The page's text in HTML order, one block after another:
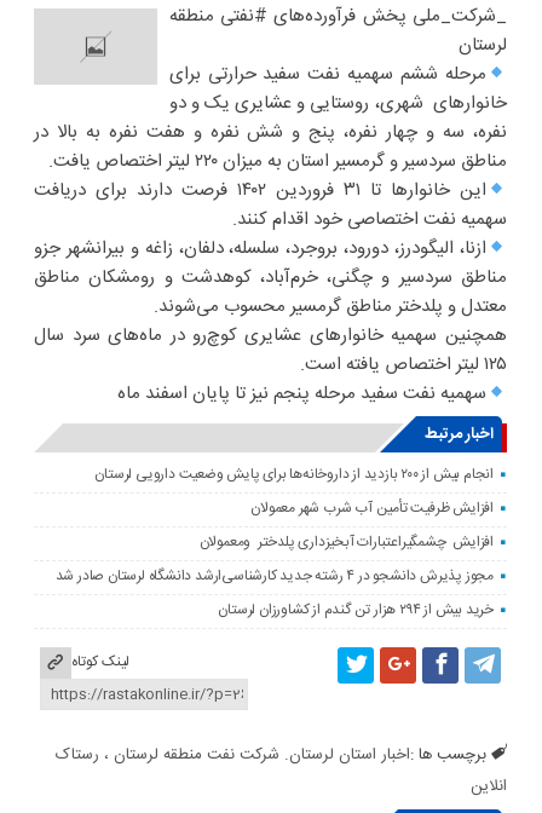
_شرکت_ملی پخش فرآورده‌های #نفتی منطقه
لرستان
مرحله ششم سهمیه نفت سفید حرارتی برای
خانوارهای شهری، روستایی و عشایری یک و دو
نفره، سه و چهار نفره، پنج و شش نفره و هفت نفره به بالا در
مناطق سردسیر و گرمسیر استان به میزان ۲۲۰ لیتر اختصاص یافت.
این خانوارها تا ۳۱ فروردین ۱۴۰۲ فرصت دارند برای دریافت
سهمیه نفت اختصاصی خود اقدام کنند.
ازنا، الیگودرز، دورود، بروجرد، سلسله، دلفان، زاغه و بیرانشهر جزو
مناطق سردسیر و چگنی، خرم‌آباد، کوهدشت و رومشکان مناطق
معتدل و پلدختر مناطق گرمسیر محسوب می‌شوند.
همچنین سهمیه خانوارهای عشایری کوچ‌رو در ماه‌های سرد سال
۱۲۵ لیتر اختصاص یافته است.
سهمیه نفت سفید مرحله پنجم نیز تا پایان اسفند ماه
اخبار مرتبط
انجام بیش از ۲۰۰ بازدید از داروخانه‌ها برای پایش وضعیت دارویی لرستان
افزایش ظرفیت تأمین آب شرب شهر معمولان
افزایش چشمگیراعتبارات آبخیزداری پلدختر ومعمولان
مجوز پذیرش دانشجو در ۴ رشته جدید کارشناسی‌ارشد دانشگاه لرستان صادر شد
خرید بیش از ۲۹۴ هزار تن گندم از کشاورزان لرستان
لینک کوتاه
برچسب ها :اخبار استان لرستان. شرکت نفت منطقه لرستان ، رستاک
انلاین